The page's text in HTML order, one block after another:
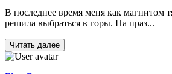
В последнее время меня как магнитом
решила выбраться в горы. На праз...
Читать далее